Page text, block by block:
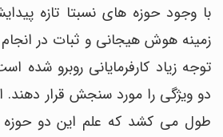
با وجود حوزه های نسبتا تازه
زمینه هوش هیجانی و ثبات در انجام
توجه زیاد کارفرمایانی روبرو شده
دو ویژگی را مورد سنجش قرار دهند.
طول می کشد که علم این دو حوزه